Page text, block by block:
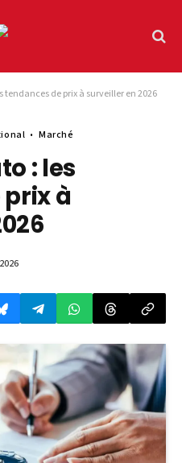
tendances de prix à surveiller en 2026
Marché
: les
à